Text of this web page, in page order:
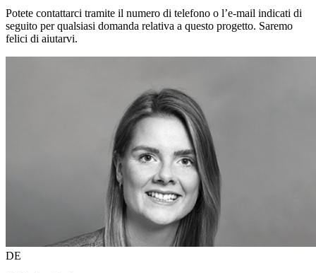
Potete contattarci tramite il numero di telefono o l’e-mail indicati di
seguito per qualsiasi domanda relativa a questo progetto. Saremo
felici di aiutarvi.
DE